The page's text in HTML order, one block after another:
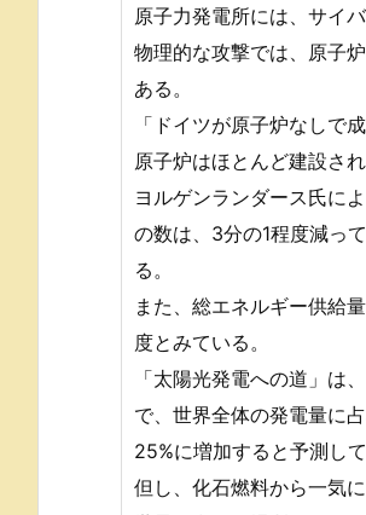
原子力発電所には、サイ
物理的な攻撃では、原子
ある。
「ドイツが原子炉なしで
原子炉はほとんど建設さ
ヨルゲンランダース氏に
の数は、3分の1程度減っ
る。
また、総エネルギー供給
度とみている。
「太陽光発電への道」は
で、世界全体の発電量に
25%に増加すると予測して
但し、化石燃料から一気